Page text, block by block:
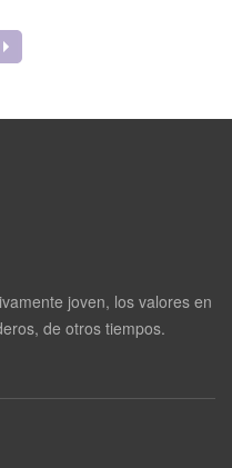
joven, los valores en
de otros tiempos.